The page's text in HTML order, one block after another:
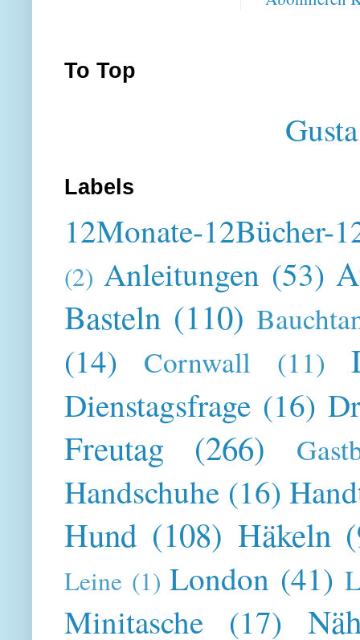
To Top
Labels
12Monate-12Bücher-
(2) Anleitungen (53)
Basteln (110)
(14) Cornwall (11)
Dienstagsfrage (16)
Freutag (266)
Handschuhe (16)
Hund (108) Häkeln
Leine (1) London (41)
Minitasche (17)